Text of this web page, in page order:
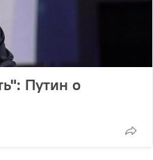
Путин о